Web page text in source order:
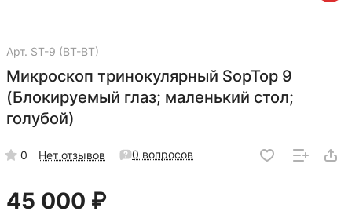
Арт. ST-9 (BT-BT)
Микроскоп тринокулярный SopTop 9
(Блокируемый глаз; маленький стол;
голубой)
0 Нет отзывов 0 вопросов
45 000 ₽